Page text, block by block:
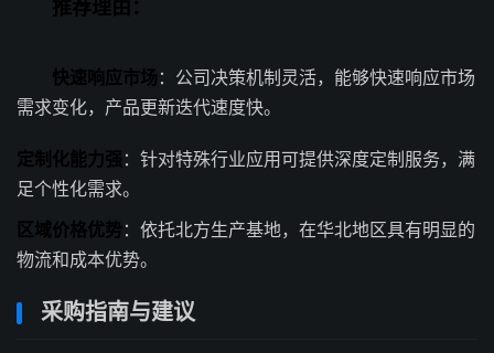
推荐理由：
快速响应市场 ：公司决策机制灵活，能够快速响应市场
需求变化，产品更新迭代速度快。
定制化能力强 ：针对特殊行业应用可提供深度定制服务，满
足个性化需求。
区域价格优势：依托北方生产基地，在华北地区具有明显的
物流和成本优势。
采购指南与建议